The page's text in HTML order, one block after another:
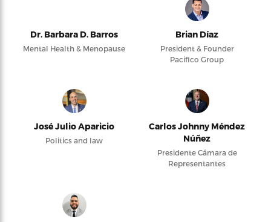
Dr. Barbara D. Barros
Mental Health & Menopause
Brian Díaz
President & Founder
Pacifico Group
José Julio Aparicio
Politics and law
Carlos Johnny Méndez
Núñez
Presidente Cámara de
Representantes